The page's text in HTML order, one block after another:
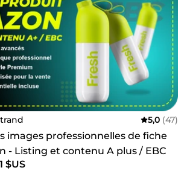
5,0 (47)
images professionnelles de fiche
- Listing et contenu A plus / EBC
$US